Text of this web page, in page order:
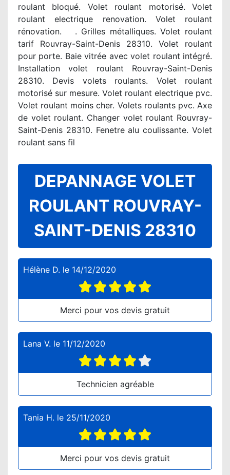
roulant bloqué. Volet roulant motorisé. Volet
roulant electrique renovation. Volet roulant
rénovation. . Grilles métalliques. Volet roulant
tarif Rouvray-Saint-Denis 28310. Volet roulant
pour porte. Baie vitrée avec volet roulant intégré.
Installation volet roulant Rouvray-Saint-Denis
28310. Devis volets roulants. Volet roulant
motorisé sur mesure. Volet roulant electrique pvc.
Volet roulant moins cher. Volets roulants pvc. Axe
de volet roulant. Changer volet roulant Rouvray-
Saint-Denis 28310. Fenetre alu coulissante. Volet
roulant sans fil
DEPANNAGE VOLET
ROULANT ROUVRAY-
SAINT-DENIS 28310
Hélène D. le 14/12/2020
Merci pour vos devis gratuit
Lana V. le 11/12/2020
Technicien agréable
Tania H. le 25/11/2020
Merci pour vos devis gratuit